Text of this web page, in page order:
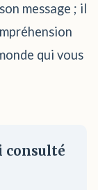
message ; il
qui vous
consulté